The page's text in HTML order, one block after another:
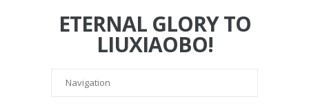
ETERNAL GLORY TO
LIUXIAOBO!